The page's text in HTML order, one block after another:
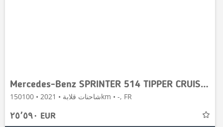
Mercedes-Benz SPRINTER 514 TIPPER CRUISE CONTROL TWIN WHEELS
شاحنات قلابة • 2021 • 150100km • -, FR
٢٥٬٥٩٠ EUR